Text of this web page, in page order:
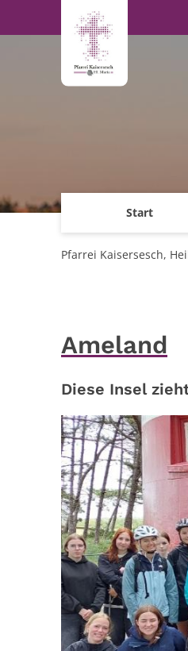
Zum Inhalt springen
Start
Pfarrei Kaisersesch,
Ameland
Diese Insel